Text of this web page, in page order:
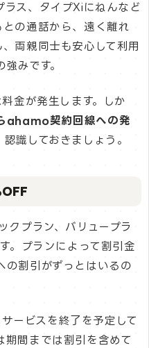
ス、タイプXiにねんなど
との通話から、遠く離れ
両親同士も安心して利用
みです。
金が発生します。しか
ahamo契約回線への発
識しておきましょう。
クプラン、バリュープラ
。プランによって割引金
の割引がずっとはいるの
ービスを終了を予定して
期間までは割引を含めて